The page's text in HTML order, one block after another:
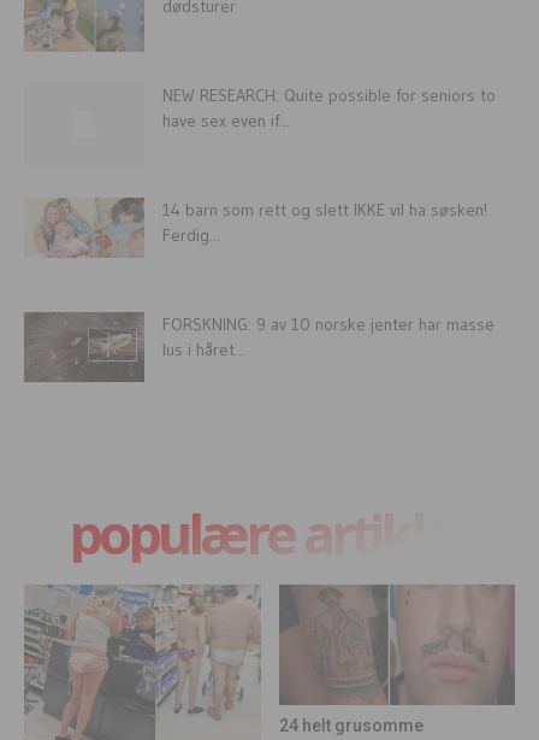
dødsturer
NEW RESEARCH: Quite possible for seniors to
have sex even if...
14 barn som rett og slett IKKE vil ha søsken!
Ferdig...
FORSKNING: 9 av 10 norske jenter har masse
lus i håret...
populære artikler
24 helt grusomme